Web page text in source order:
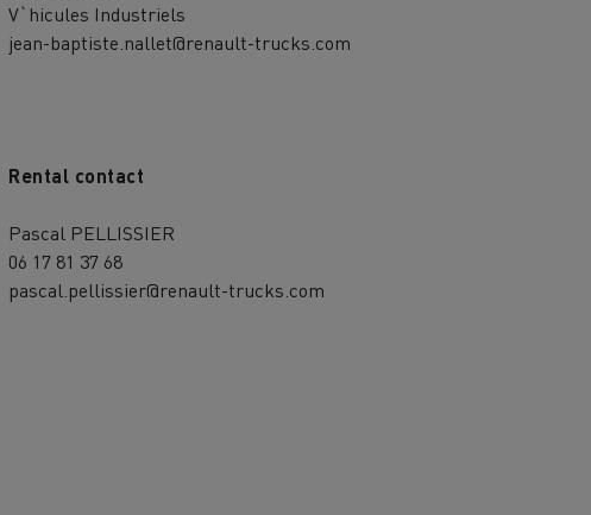
V`hicules Industriels
jean-baptiste.nallet@renault-trucks.com
Rental contact
Pascal PELLISSIER
06 17 81 37 68
pascal.pellissier@renault-trucks.com